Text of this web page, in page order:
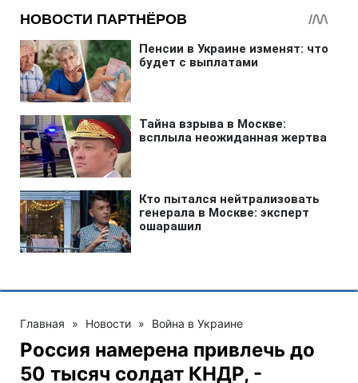
Главная » Новости » Война в Украине
Россия намерена привлечь до
50 тысяч солдат КНДР, -